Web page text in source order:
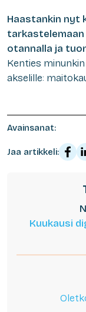
Haastankin nyt
otannalla ja
Kenties
akselille:
Avainsanat:
Jaa artikkeli:
Kuukausi